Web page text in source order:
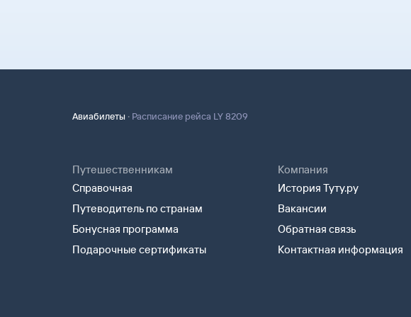
распечатать ее и взять с собой в аэропорт. Она может
партнера, через которое оформлен билет. Вы можете связаться
Авиабилеты · Расписание рейса LY 8209
Путешественникам
Справочная
Путеводитель по странам
Бонусная программа
Подарочные сертификаты
Компания
История Туту.ру
Вакансии
Обратная связь
Контактная информация